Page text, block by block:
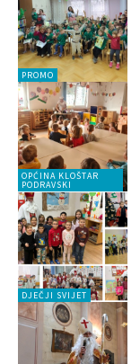
PROMO
OPĆINA KLOŠTAR
PODRAVSKI
DJEČJI SVIJET